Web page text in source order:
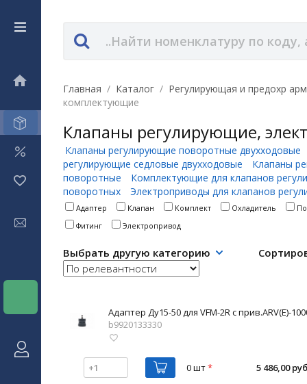
Главная / Каталог / Регулирующая и предохр
комплектующие
Клапаны регулирующие,
Клапаны регулирующие поворотные двухходовые
регулирующие седловые двухходовые
Клапаны
поворотные
Комплектующие для клапанов
поворотных
Электроприводы для клапанов
Адаптер Клапан Комплект Охладитель
Фитинг
Электропривод
Выбрать другую категорию
Адаптер Ду15-50 для VFM-2R с прив.ARV(E)-
b9920133330
0 шт* 5 486,00